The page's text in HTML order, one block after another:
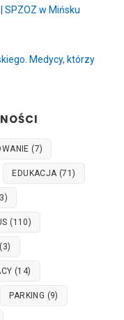
SPZOZ w Mińsku
Medycy, którzy
(7)
EDUKACJA (71)
(110)
(3)
(14)
PARKING (9)